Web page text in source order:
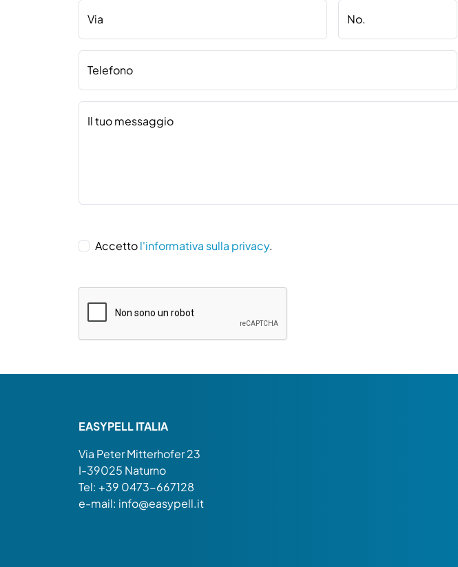
Via No.
Telefono
Il tuo messaggio
Accettol'informativa sulla privacy.
EASYPELL ITALIA
Via Peter Mitterhofer 23
I-39025 Naturno
Tel: +39 0473-667128
e-mail: info@easypell.it